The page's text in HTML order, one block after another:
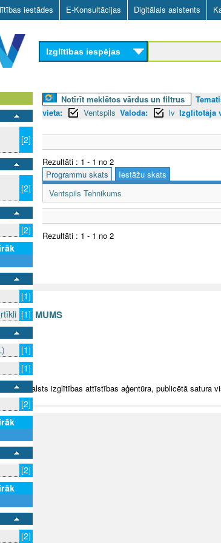
Skip
to
main
content
iestādes E-Konsultācijas Digitālais asistents
Izglītības iespējas
[2]
[2]
[2]
[1]
[1]
[1]
[1]
[2]
[2]
[2]
Notīrīt meklētos vārdus un filtrus
vieta:
Ventspils Valoda: lv Izglītotāja
Rezultāti : 1 - 1 no 2
Programmu skats
Iestāžu skats
Ventspils Tehnikums
Rezultāti : 1 - 1 no 2
AR MUMS
© 2025 Valsts izglītības attīstības aģentūra, publicētā satura